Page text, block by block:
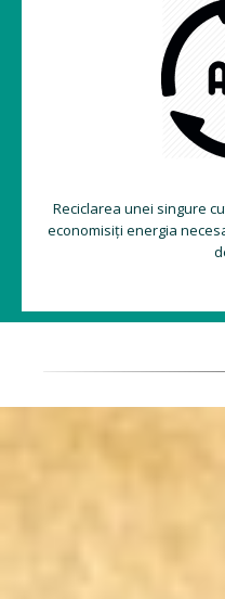
Reciclarea unei singure
economisiți energia